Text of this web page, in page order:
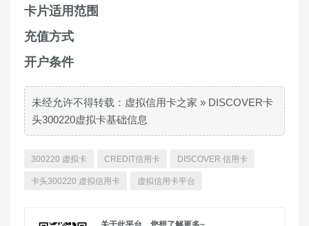
卡片适用范围
充值方式
开户条件
未经允许不得转载： 虚拟信用卡之家 » DISCOVER卡
头300220虚拟卡基础信息
300220 虚拟卡 CREDIT信用卡 DISCOVER 信用卡
卡头300220 虚拟信用卡 虚拟信用卡平台